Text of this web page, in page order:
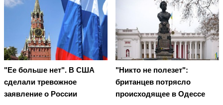
"Ее больше нет". В США
сделали тревожное
заявление о России
"Никто не полезет":
британцев потрясло
происходящее в Одессе